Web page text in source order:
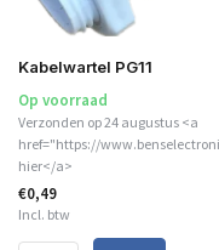
Kabelwartel PG11
Op voorraad
Verzonden op 24 augustus <a
href="https://
hier</a>
€0,49
Incl. btw